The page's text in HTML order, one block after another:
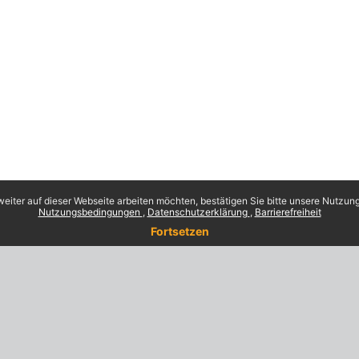
auf dieser Webseite arbeiten möchten, bestätigen Sie bitte unsere
Nutzungsbedingungen
Datenschutzerklärung Barrierefreiheit
Fortsetzen